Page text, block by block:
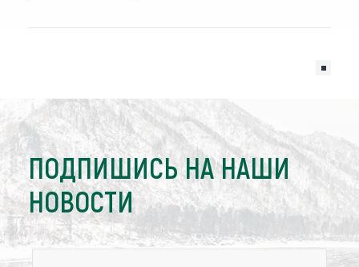
ПОДПИШИСЬ НА НАШИ
НОВОСТИ